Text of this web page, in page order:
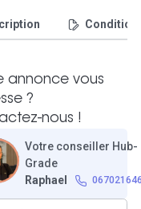
annonce vous
?
nous !
Votre conseiller Hub-
Grade
Raphael